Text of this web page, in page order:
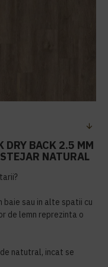
DRY BACK 2.5 MM
NATURAL
baie sau in alte spatii cu
de lemn reprezinta o
natutral, incat se